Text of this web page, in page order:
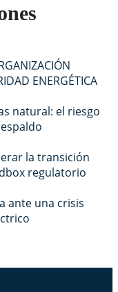
ENERGÉTICA
natural: el riesgo
la transición
regulatorio
ante una crisis